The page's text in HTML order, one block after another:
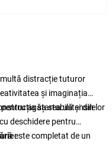
distracție tuturor
și imaginația
sa stabilă și din
agățarea ustensilelor
deschidere pentru
este completat de un